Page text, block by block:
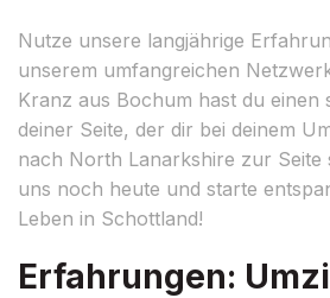
Nutze unsere langjährige
unserem umfangreichen
Kranz aus Bochum hast du einen
deiner Seite, der dir bei deinem
nach North Lanarkshire zur Seite
uns noch heute und starte
Leben in Schottland!
Erfahrungen: